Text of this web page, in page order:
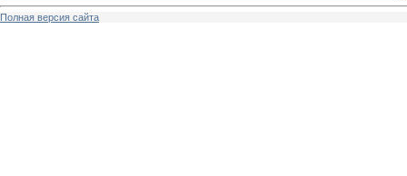
Полная версия сайта